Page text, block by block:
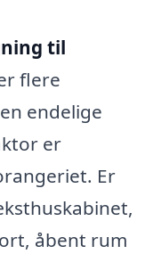
til
flere
endelige
er
Er
åbent rum